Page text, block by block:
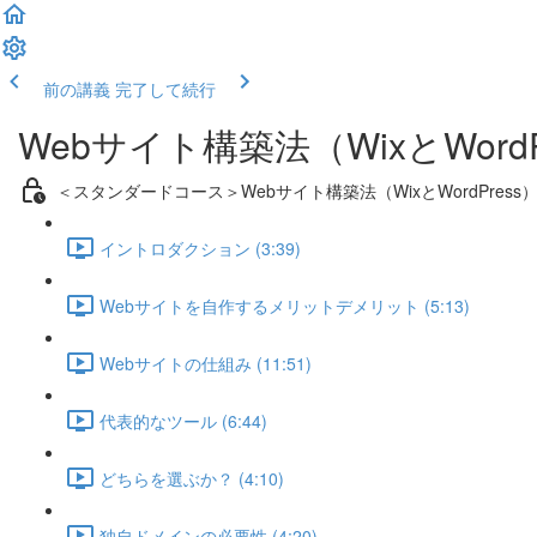
前の講義 完了して続行
Webサイト構築法（Wixと
＜スタンダードコース＞Webサイト構築法（WixとWordPress）
イントロダクション (3:39)
Webサイトを自作するメリットデメリット (5:13)
Webサイトの仕組み (11:51)
代表的なツール (6:44)
どちらを選ぶか？ (4:10)